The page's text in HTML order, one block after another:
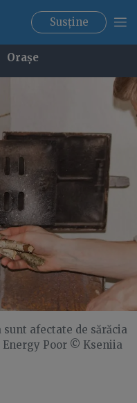
Susține
Orașe
afectate de sărăcia
Energy Poor © Kseniia